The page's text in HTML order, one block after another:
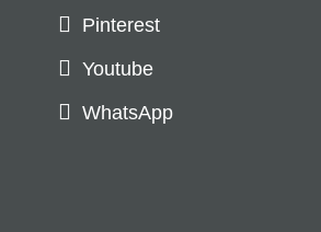
Pinterest
Youtube
WhatsApp